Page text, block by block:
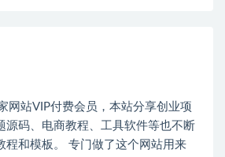
网站VIP付费会员，本站分享创业项
源码、电商教程、工具软件等也不断
程和模板。 专门做了这个网站用来